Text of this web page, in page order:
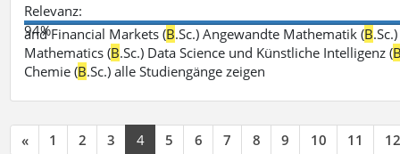
Relevanz:
94%
and Financial Markets (B.Sc.) Angewandte Mathematik (B
Mathematics (B.Sc.) Data Science und Künstliche Intelligenz (
Chemie (B.Sc.) alle Studiengänge zeigen
« 1 2 3 4 5 6 7 8 9 10 11 12